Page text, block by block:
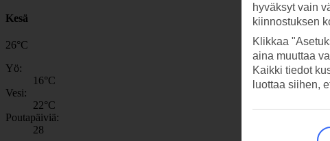
Kesä
26°C
Yö:
16°C
Vesi:
22°C
Poutapäiviä:
28
hyväksyt vain
kiinnostuksen
Klikkaa
aina muuttaa
Kaikki tiedot
luottaa siihen,